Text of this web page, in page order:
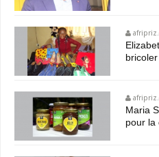
bricoler
Maria
pour la